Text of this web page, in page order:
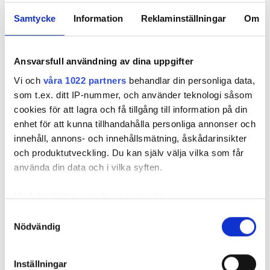
Samtycke Information Reklaminställningar Om
Ansvarsfull användning av dina uppgifter
Vi och våra 1022 partners behandlar din personliga data,
som t.ex. ditt IP-nummer, och använder teknologi såsom
cookies för att lagra och få tillgång till information på din
enhet för att kunna tillhandahålla personliga annonser och
innehåll, annons- och innehållsmätning, åskådarinsikter
och produktutveckling. Du kan själv välja vilka som får
använda din data och i vilka syften.
Med din tillåtelse skulle vi även vilja:
som kan ha en noggrannhet på upp till flera meter
Nödvändig
Inställningar
REKOMMENDERADE ARTIKLAR
Badrumstvist:
Garaget